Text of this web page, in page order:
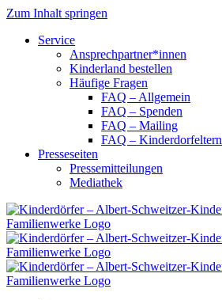
Zum Inhalt springen
Service
Ansprechpartner*innen
Kinderland bestellen
Häufige Fragen
FAQ – Allgemein
FAQ – Spenden
FAQ – Mailing
FAQ – Kinderdorfeltern
Presseseiten
Pressemitteilungen
Mediathek